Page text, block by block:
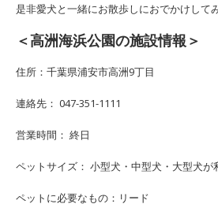
是非愛犬と一緒にお散歩しにおでかけして
＜高洲海浜公園の施設情報＞
住所：千葉県浦安市高洲9丁目
連絡先： 047-351-1111
営業時間： 終日
ペットサイズ： 小型犬・中型犬・大型犬が
ペットに必要なもの：リード